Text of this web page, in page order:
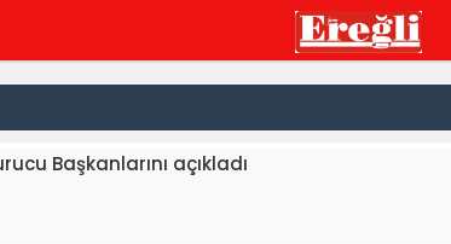
Başkanlarını açıkladı